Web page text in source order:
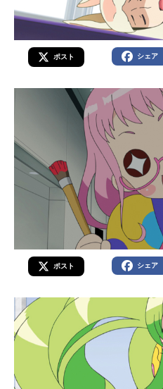
ポスト シェア
ポスト シェア